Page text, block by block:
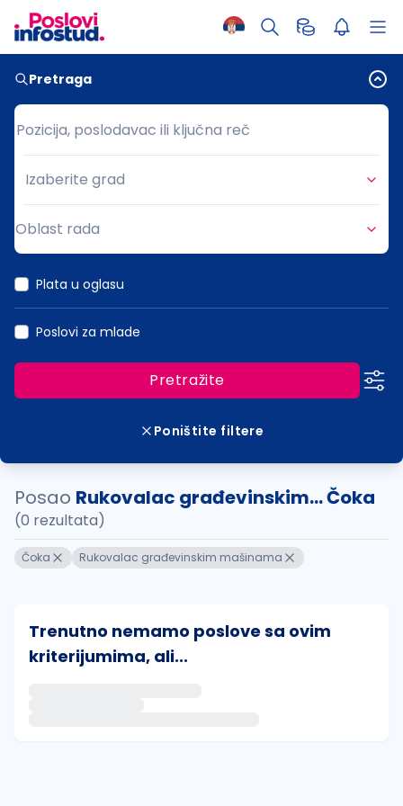
Pretraga
Pozicija, poslodavac ili ključna reč
Pozicija, poslodavac ili ključna reč
Grad
Izaberite grad
Oblast rada
Plata u oglasu
Poslovi za mlade
Pretražite
Poništite filtere
Posao Rukovalac građevinskim... Čoka
(0 rezultata)
Čoka Rukovalac građevinskim mašinama
Trenutno nemamo poslove sa ovim
kriterijumima, ali...